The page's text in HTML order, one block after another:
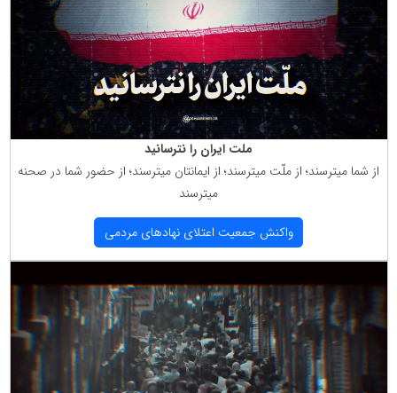
ملت ایران را نترسانید
از شما میترسند؛ از ملّت میترسند؛ از ایمانتان میترسند؛ از حضور شما در صحنه
میترسند
واكنش جمعیت اعتلای نهادهای مردمی